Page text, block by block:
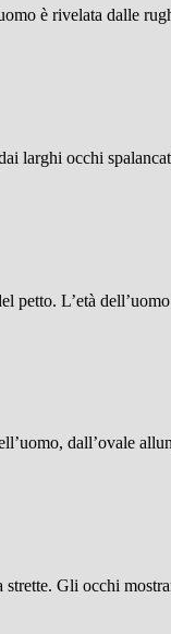
è rivelata dalle
larghi occhi
petto. L’età
dall’ovale
strette. Gli occhi